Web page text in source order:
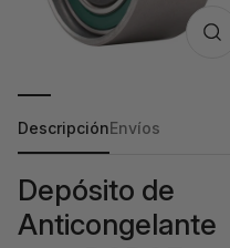
DescripciónEnvíos
Depósito de
Anticongelante